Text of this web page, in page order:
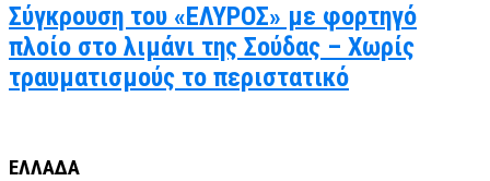
Σύγκρουση του «ΕΛΥΡΟΣ» με φορτηγό
πλοίο στο λιμάνι της Σούδας – Χωρίς
τραυματισμούς το περιστατικό
ΕΛΛΑΔΑ